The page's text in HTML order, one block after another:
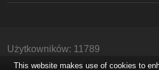
Użytkowników: 11789
Copyright © Stowarzyszenie
This website makes use of cookies to